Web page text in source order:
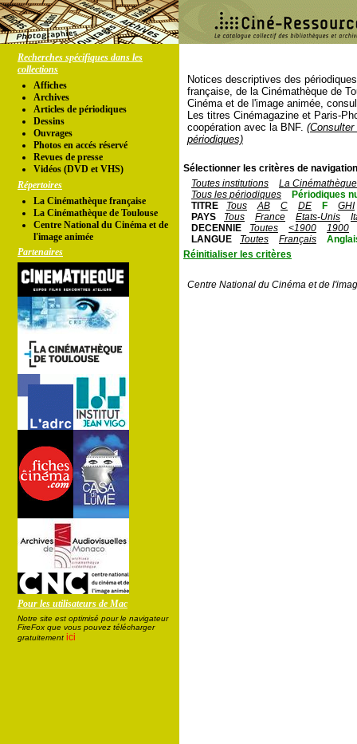
Recherches spécifiques dans les
collections
Affiches
Archives
Articles de périodiques
Dessins
Ouvrages
Photos en accés réservé
Revues de presse
Vidéos (DVD et VHS)
Répertoires
La Cinémathèque française
La Cinémathèque de Toulouse
Centre National du Cinéma et de
l'image animée
Partenaires
Pour les utilisateurs de Mac
Notre site est optimisé pour le navigateur
FireFox que vous pouvez télécharger
gratuitement ici
Notices descriptives des
française, de la Cinémathèque de
Cinéma et de l'image animée,
Les titres Cinémagazine et Paris-
coopération avec la BNF.
périodiques)
Sélectionner les critères de
Toutes institutions
La
Tous les périodiques
Périodiques
TITRE
Tous AB C DE F
GHI
PAYS
Tous France Etats-Unis
DECENNIE
Toutes <1900
1900
LANGUE
Toutes Français
Réinitialiser les critères
Centre National du Cinéma et de